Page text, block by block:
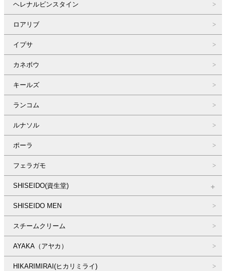
ヘレナルビンスタイン
ロアリブ
イプサ
カネボウ
キールズ
ランコム
ルナソル
ポーラ
フェラガモ
SHISEIDO(資生堂)
SHISEIDO MEN
スチームクリーム
AYAKA（アヤカ）
HIKARIMIRAI(ヒカリミライ)